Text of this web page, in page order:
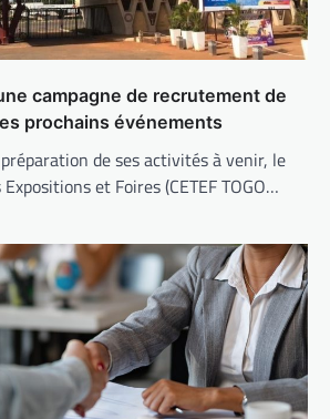
campagne de recrutement de
prochains événements
de ses activités à venir, le
et Foires (CETEF TOGO…